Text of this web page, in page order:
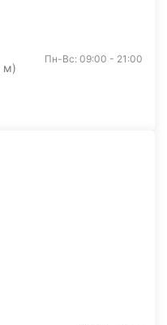
м)
Пн-Вс: 09:00 - 21:00